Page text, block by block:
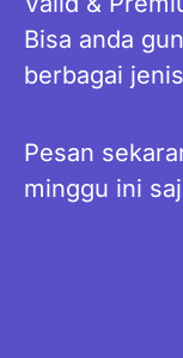
Bisa anda
berbagai
Pesan
minggu ini